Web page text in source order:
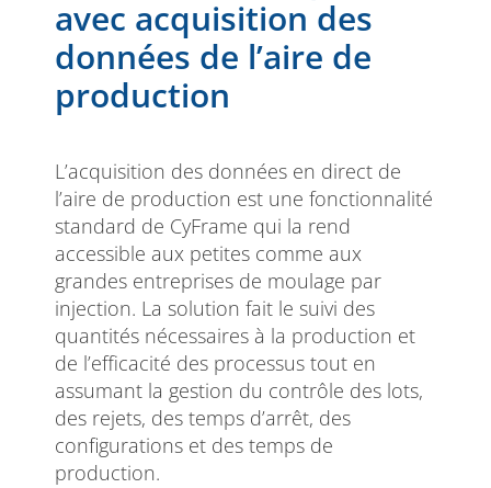
avec acquisition des
données de l’aire de
production
L’acquisition des données en direct de
l’aire de production est une fonctionnalité
standard de CyFrame qui la rend
accessible aux petites comme aux
grandes entreprises de moulage par
injection. La solution fait le suivi des
quantités nécessaires à la production et
de l’efficacité des processus tout en
assumant la gestion du contrôle des lots,
des rejets, des temps d’arrêt, des
configurations et des temps de
production.